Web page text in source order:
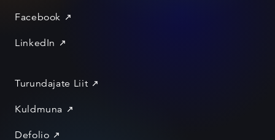
Facebook
LinkedIn
Turundajate Liit
Kuldmuna
Defolio